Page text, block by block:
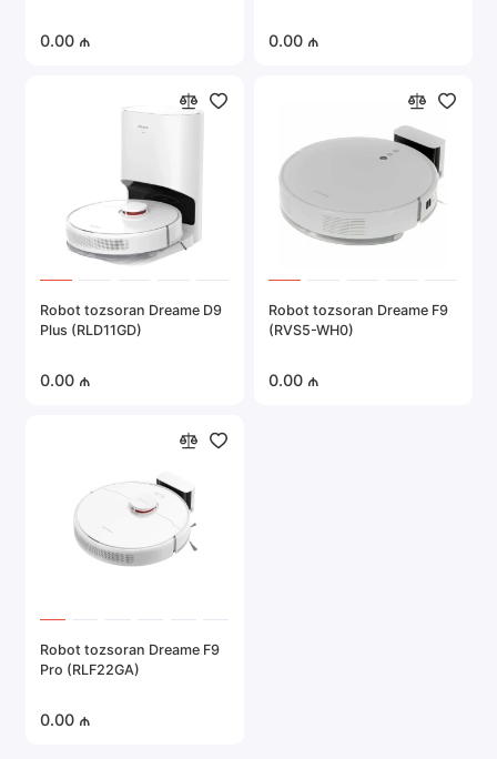
0.00 ₼ 0.00 ₼
Robot tozsoran Dreame D9
Plus (RLD11GD)
0.00 ₼
Robot tozsoran Dreame F9
(RVS5-WH0)
0.00 ₼
Robot tozsoran Dreame F9
Pro (RLF22GA)
0.00 ₼